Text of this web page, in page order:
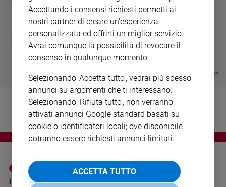
Ambiente
Migranti
inclusione
Costume
LE GRANDI BASILICHE ITALIANE
€ 64,50
DIARIO G 2026-27
€ 8,90
- € 8,90
Visualizza tutte le collection
I SITI SAN PAOLO NOTE LEGALI
Accettando i consensi richiesti permetti ai
nostri partner di creare un'esperienza
personalizzata ed offrirti un miglior servizio.
Avrai comunque la possibilità di revocare il
consenso in qualunque momento.
Selezionando 'Accetta tutto', vedrai più spesso
annunci su argomenti che ti interessano.
Selezionando 'Rifiuta tutto', non verranno
attivati annunci Google standard basati su
cookie o identificatori locali; ove disponibile
potranno essere richiesti annunci limitati.
ACCETTA TUTTO